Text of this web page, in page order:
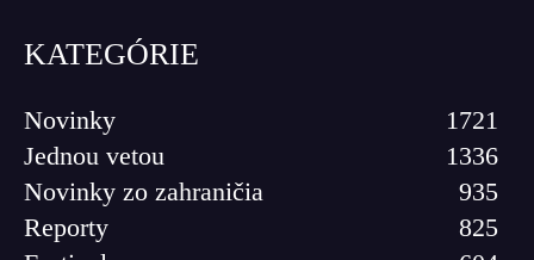
KATEGÓRIE
Novinky
1721
Jednou vetou
1336
Novinky zo zahraničia
935
Reporty
825